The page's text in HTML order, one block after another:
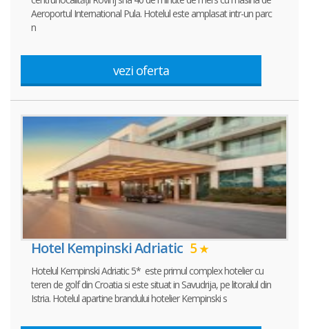
Aeroportul International Pula. Hotelul este amplasat intr-un parc
n
vezi oferta
Hotel Kempinski Adriatic 5
Hotelul Kempinski Adriatic 5* este primul complex hotelier cu
teren de golf din Croatia si este situat in Savudrija, pe litoralul din
Istria. Hotelul apartine brandului hotelier Kempinski s